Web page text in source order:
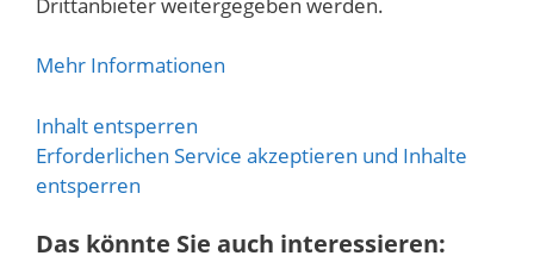
Mehr Informationen
Inhalt entsperren
Erforderlichen Service akzeptieren und Inhalte
entsperren
Das könnte Sie auch interessieren: